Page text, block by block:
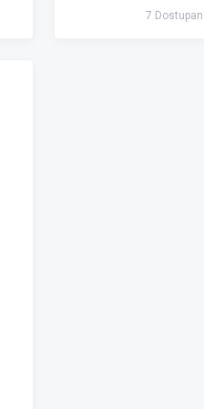
7 Dostupan